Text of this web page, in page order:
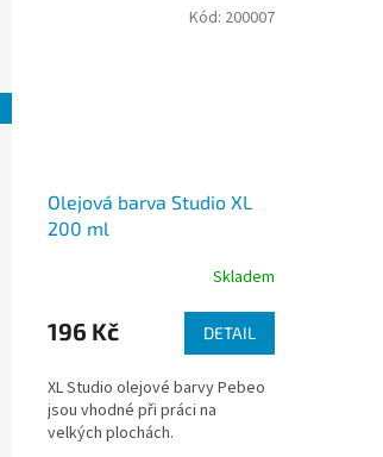
Olejová barva Studio XL
200 ml
Skladem
196 Kč DETAIL
XL Studio olejové barvy Pebeo
jsou vhodné při práci na
velkých plochách.
Kód: 200007